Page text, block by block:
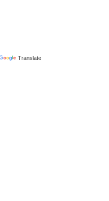
Translate